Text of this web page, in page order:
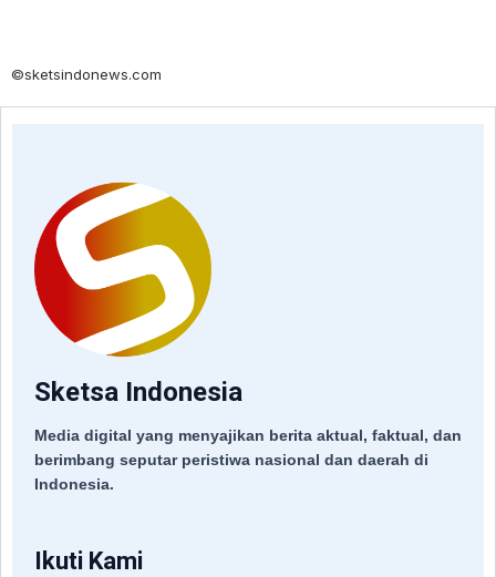
©sketsindonews.com
Sketsa Indonesia
Media digital yang menyajikan berita aktual, faktual, dan
berimbang seputar peristiwa nasional dan daerah di
Indonesia.
Ikuti Kami